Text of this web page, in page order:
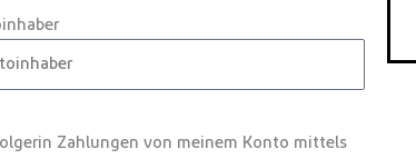
Zahlungen von meinem Konto mittels